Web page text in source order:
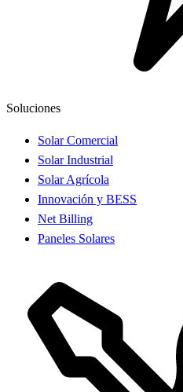
Soluciones
Solar Comercial
Solar Industrial
Solar Agrícola
Innovación y BESS
Net Billing
Paneles Solares